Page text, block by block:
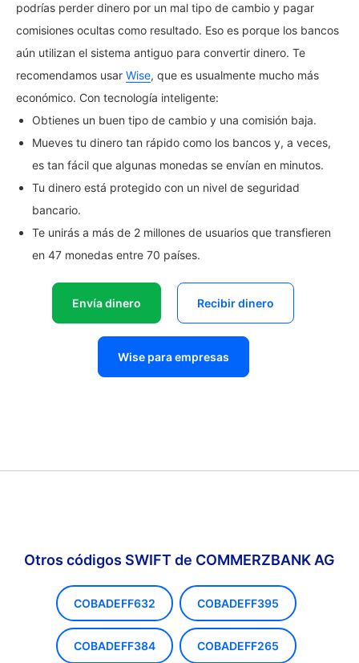
podrías perder dinero por un mal tipo de cambio y pagar
comisiones ocultas como resultado. Eso es porque los bancos
aún utilizan el sistema antiguo para convertir dinero. Te
recomendamos usar Wise, que es usualmente mucho más
económico. Con tecnología inteligente:
Obtienes un buen tipo de cambio y una comisión baja.
Mueves tu dinero tan rápido como los bancos y, a veces,
es tan fácil que algunas monedas se envían en minutos.
Tu dinero está protegido con un nivel de seguridad
bancario.
Te unirás a más de 2 millones de usuarios que transfieren
en 47 monedas entre 70 países.
Envía dinero Recibir dinero
Wise para empresas
Otros códigos SWIFT de COMMERZBANK AG
COBADEFF632 COBADEFF395
COBADEFF384 COBADEFF265